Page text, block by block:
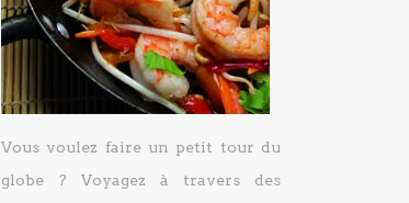
Vous voulez faire un petit tour du
globe ? Voyagez à travers des